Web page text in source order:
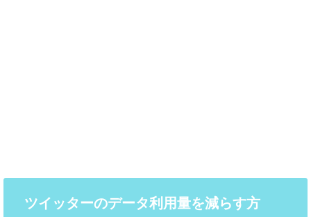
ツイッターのデータ利用量を減らす方